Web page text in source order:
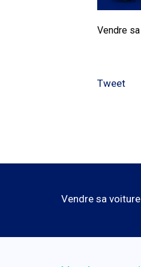
Vendre
Tweet
Vendre sa